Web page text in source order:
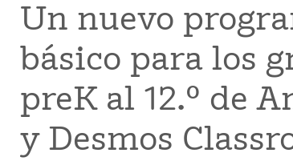
Un nuevo
básico para los
preK al 12.º de
y Desmos